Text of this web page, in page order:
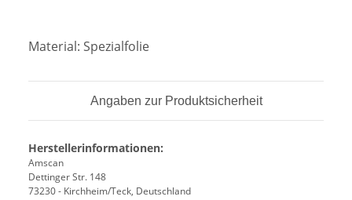
Material: Spezialfolie
Angaben zur Produktsicherheit
Herstellerinformationen:
Amscan
Dettinger Str. 148
73230 - Kirchheim/Teck, Deutschland